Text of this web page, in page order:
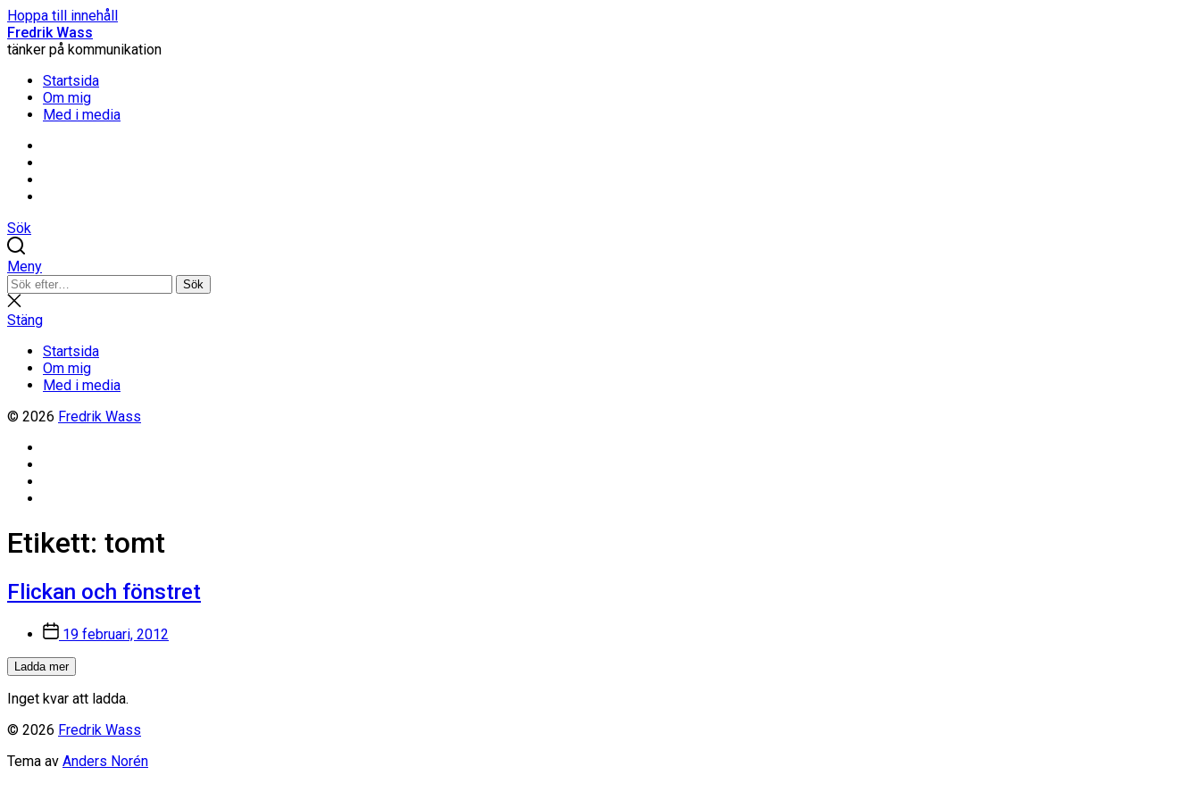
Hoppa till innehåll
Fredrik Wass
tänker på kommunikation
Startsida
Om mig
Med i media
Sök
Meny
Sök
efter:
Sök
Stäng
sökning
Stäng
Startsida
Om mig
Med i media
© 2026 Fredrik Wass
Etikett: tomt
Flickan och fönstret
Inläggsdatum
19 februari, 2012
Ladda mer
Inget kvar att ladda.
© 2026 Fredrik Wass
Tema av Anders Norén